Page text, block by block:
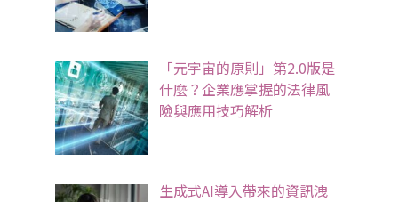
「元宇宙的原則」第2.0版是
什麼？企業應掌握的法律風
險與應用技巧解析
生成式AI導入帶來的資訊洩